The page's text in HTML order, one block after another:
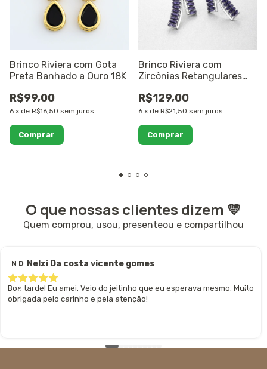
Brinco Riviera com Gota
Preta Banhado a Ouro 18K
R$99,00
6 x de R$16,50 sem juros
Brinco Riviera com
Zircônias Retangulares
R$129,00
6 x de R$21,50 sem juros
O que nossas clientes dizem 💛
Quem comprou, usou, presenteou e compartilhou
N D Nelzi Da costa vicente gomes
Boa tarde! Eu amei. Veio do jeitinho que eu esperava mesmo. Muito
obrigada pelo carinho e pela atenção!